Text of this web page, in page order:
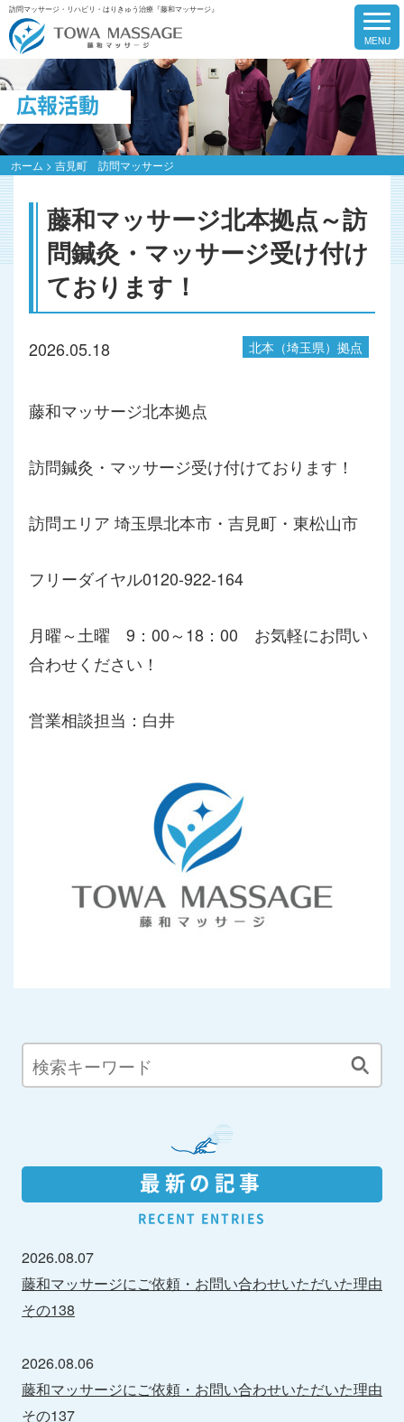
訪問マッサージ・リハビリ・はりきゅう治療『藤和マッサージ』
広報活動
ホーム > 吉見町 訪問マッサージ
藤和マッサージ北本拠点～訪
問鍼灸・マッサージ受け付け
ております！
2026.05.18 北本（埼玉県）拠点
藤和マッサージ北本拠点
訪問鍼灸・マッサージ受け付けております！
訪問エリア 埼玉県北本市・吉見町・東松山市
フリーダイヤル0120-922-164
月曜～土曜 9：00～18：00 お気軽にお問い
合わせください！
営業相談担当：白井
最新の記事
RECENT ENTRIES
2026.08.07
藤和マッサージにご依頼・お問い合わせいただいた理由
その138
2026.08.06
藤和マッサージにご依頼・お問い合わせいただいた理由
その137